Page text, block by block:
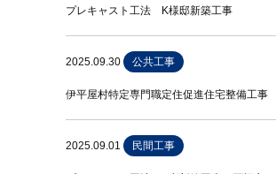
プレキャスト工法 K様邸新築工事
2025.09.30 公共工事
伊平屋村特定専門職定住促進住宅整備工事
2025.09.01 民間工事